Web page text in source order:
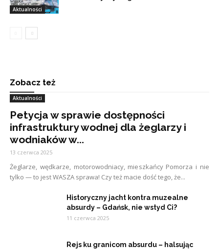
Aktualności
Zobacz też
Aktualności
Petycja w sprawie dostępności
infrastruktury wodnej dla żeglarzy i
wodniaków w...
13 czerwca 2025
Żeglarze, wędkarze, motorowodniacy, mieszkańcy Pomorza i nie
tylko — to jest WASZA sprawa! Czy też macie dość tego, że...
Historyczny jacht kontra muzealne
absurdy – Gdańsk, nie wstyd Ci?
11 czerwca 2025
Rejs ku granicom absurdu – halsując